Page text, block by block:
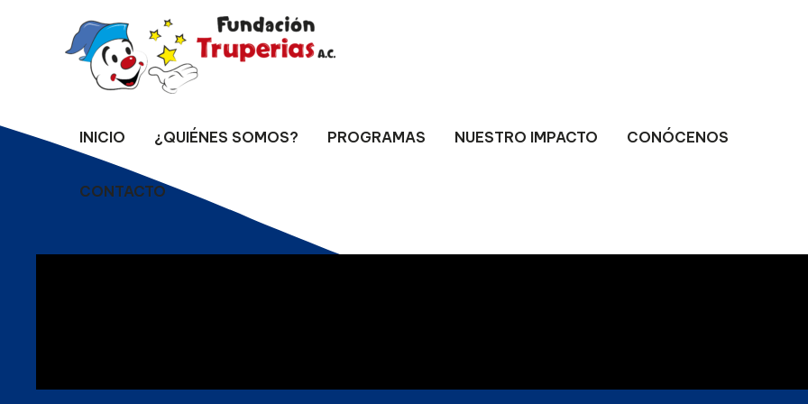
contenido
INICIO ¿QUIÉNES SOMOS? PROGRAMAS NUESTRO IMPACTO CONÓCENOS
CONTACTO